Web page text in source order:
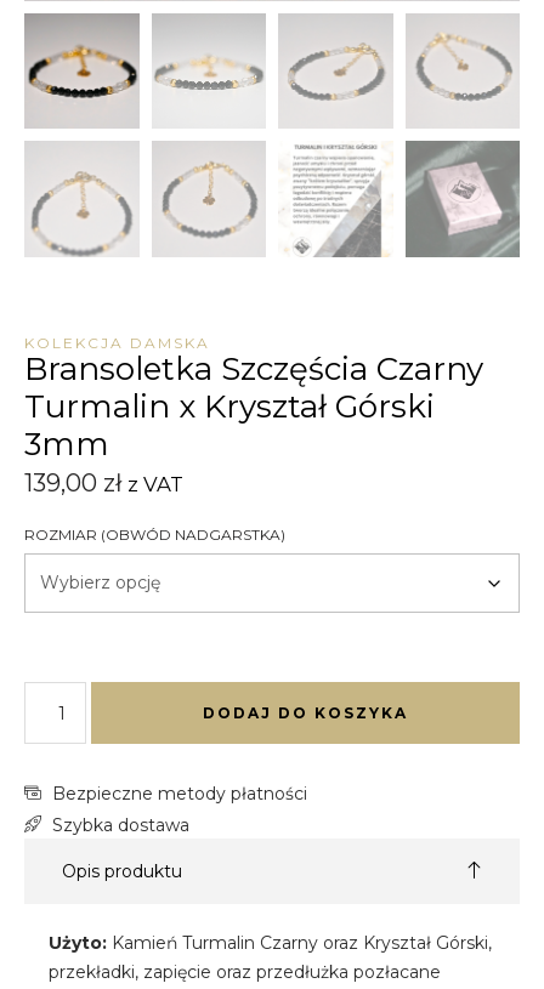
KOLEKCJA DAMSKA
Bransoletka Szczęścia Czarny
Turmalin x Kryształ Górski
3mm
139,00 zł z VAT
ROZMIAR (OBWÓD NADGARSTKA)
DODAJ DO KOSZYKA
Bezpieczne metody płatności
Szybka dostawa
Opis produktu
Użyto: Kamień Turmalin Czarny oraz Kryształ Górski,
przekładki, zapięcie oraz przedłużka pozłacane